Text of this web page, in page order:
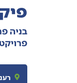
בניה